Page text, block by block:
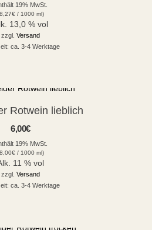
19% MwSt.
€/ 1000 ml)
13,0 % vol
zzgl. Versand
ca. 3-4 Werktage
Rotwein lieblich
6,00€
19% MwSt.
€/ 1000 ml)
11 % vol
zzgl. Versand
ca. 3-4 Werktage